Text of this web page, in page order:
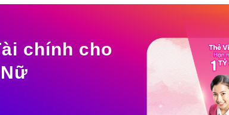
chính cho